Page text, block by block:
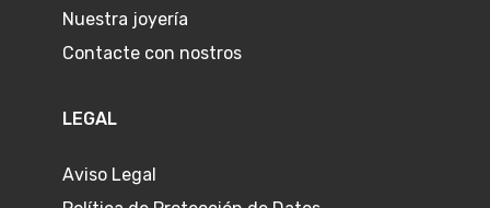
Nuestra joyería
Contacte con nostros
LEGAL
Aviso Legal